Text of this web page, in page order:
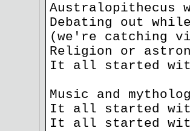
Australopithecus
Debating out
(we're catching
Religion or
It all started
Music and
It all started
It all started